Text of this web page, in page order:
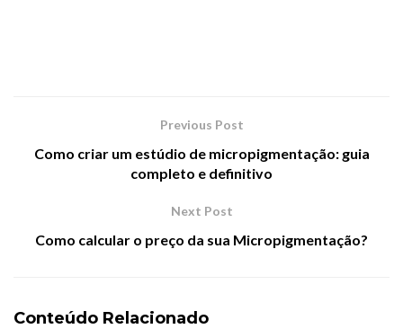
Previous Post
Como criar um estúdio de micropigmentação: guia
completo e definitivo
Next Post
Como calcular o preço da sua Micropigmentação?
Conteúdo Relacionado